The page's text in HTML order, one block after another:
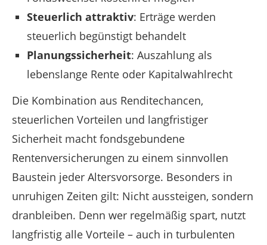
Steuerlich attraktiv: Erträge werden
steuerlich begünstigt behandelt
Planungssicherheit: Auszahlung als
lebenslange Rente oder Kapitalwahlrecht
Die Kombination aus Renditechancen,
steuerlichen Vorteilen und langfristiger
Sicherheit macht fondsgebundene
Rentenversicherungen zu einem sinnvollen
Baustein jeder Altersvorsorge. Besonders in
unruhigen Zeiten gilt: Nicht aussteigen, sondern
dranbleiben. Denn wer regelmäßig spart, nutzt
langfristig alle Vorteile – auch in turbulenten